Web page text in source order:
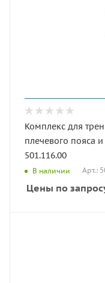
Комплекс для
плечевого пояса
501.116.00
В наличии Арт.:
Цены по